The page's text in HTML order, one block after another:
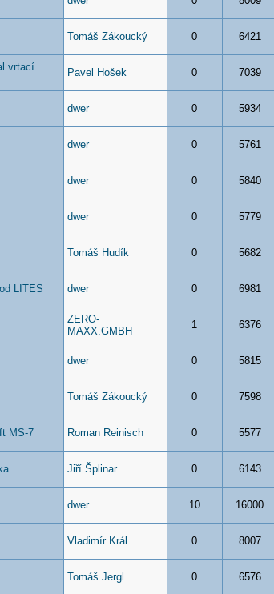
Tomáš Zákoucký 0 6421
vrtací
Pavel Hošek 0 7039
dwer 0 5934
dwer 0 5761
dwer 0 5840
dwer 0 5779
Tomáš Hudík 0 5682
LITES dwer 0 6981
ZERO-
MAXX.GMBH
1 6376
dwer 0 5815
Tomáš Zákoucký 0 7598
MS-7 Roman Reinisch 0 5577
Jiří Šplinar 0 6143
dwer 10 16000
Vladimír Král 0 8007
Tomáš Jergl 0 6576